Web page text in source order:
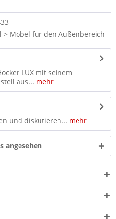
> Möbel für den Außenbereich
LUX mit seinem
aus... mehr
und diskutieren... mehr
angesehen